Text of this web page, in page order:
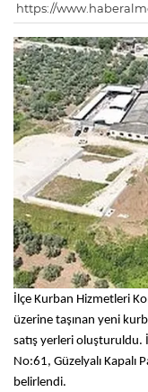
https://
İlçe Kurban Hizmetleri
üzerine taşınan yeni
satış yerleri oluşturuldu.
No:61, Güzelyalı Kapalı
belirlendi.